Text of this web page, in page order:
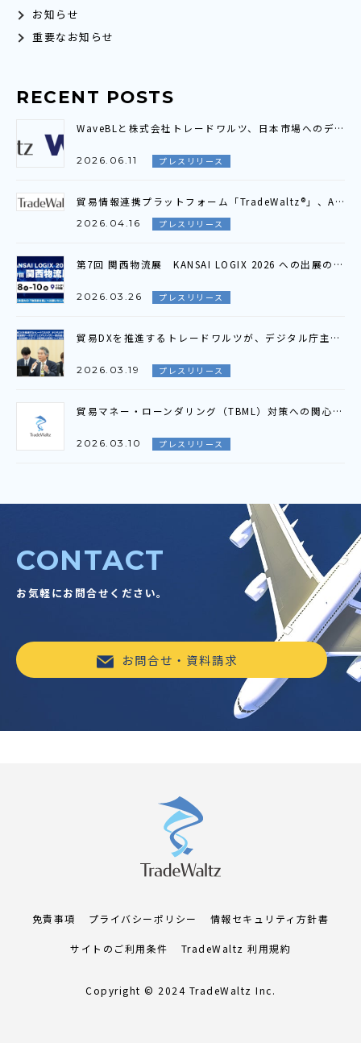
お知らせ
重要なお知らせ
RECENT POSTS
WaveBLと株式会社トレードワルツ、日本市場へのデジタル貿易接続拡大に向け プラットフォーム連携契約を締結
2026.06.11 プレスリリース
貿易情報連携プラットフォーム「TradeWaltz®」、AI貿易書類照合機能を4月より提供開始～ 23項目を自動照合、貿易書類間の照合業務を抜本的に効率化 〜
2026.04.16 プレスリリース
第7回 関西物流展 KANSAI LOGIX 2026 への出展のお知らせ
2026.03.26 プレスリリース
貿易DXを推進するトレードワルツが、デジタル庁主催 「第3回国際データガバナンスアドバイザリー委員会」に参加 ～官民連携による「データ経済圏」の構築について議論～
2026.03.19 プレスリリース
貿易マネー・ローンダリング（TBML）対策への関心の高まりを受け、官民における取組と議論が加速～10月発足の「TBML対策ワーキンググループ」における検討状況の共有～
2026.03.10 プレスリリース
CONTACT
お気軽にお問合せください。
お問合せ・資料請求
免責事項 プライバシーポリシー 情報セキュリティ方針書
サイトのご利用条件 TradeWaltz 利用規約
Copyright © 2024 TradeWaltz Inc.